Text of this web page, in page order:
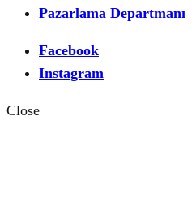
Pazarlama Departmanı
Facebook
Instagram
Close